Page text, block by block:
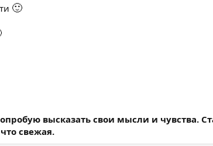
🙂
высказать свои мысли и чувства.
свежая.